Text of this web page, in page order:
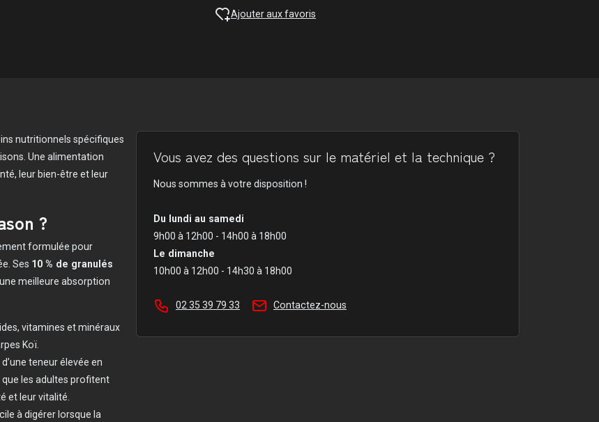
Ajouter aux favoris
nutritionnels spécifiques
Une alimentation
leur bien-être et leur
?
formulée pour
Ses 10 % de granulés
meilleure absorption
vitamines et minéraux
Koï.
teneur élevée en
les adultes profitent
et leur vitalité.
à digérer lorsque la
Vous avez des questions sur le matériel et la technique ?
Nous sommes à votre disposition !
Du lundi au samedi
9h00 à 12h00 - 14h00 à 18h00
Le dimanche
10h00 à 12h00 - 14h30 à 18h00
02 35 39 79 33 Contactez-nous